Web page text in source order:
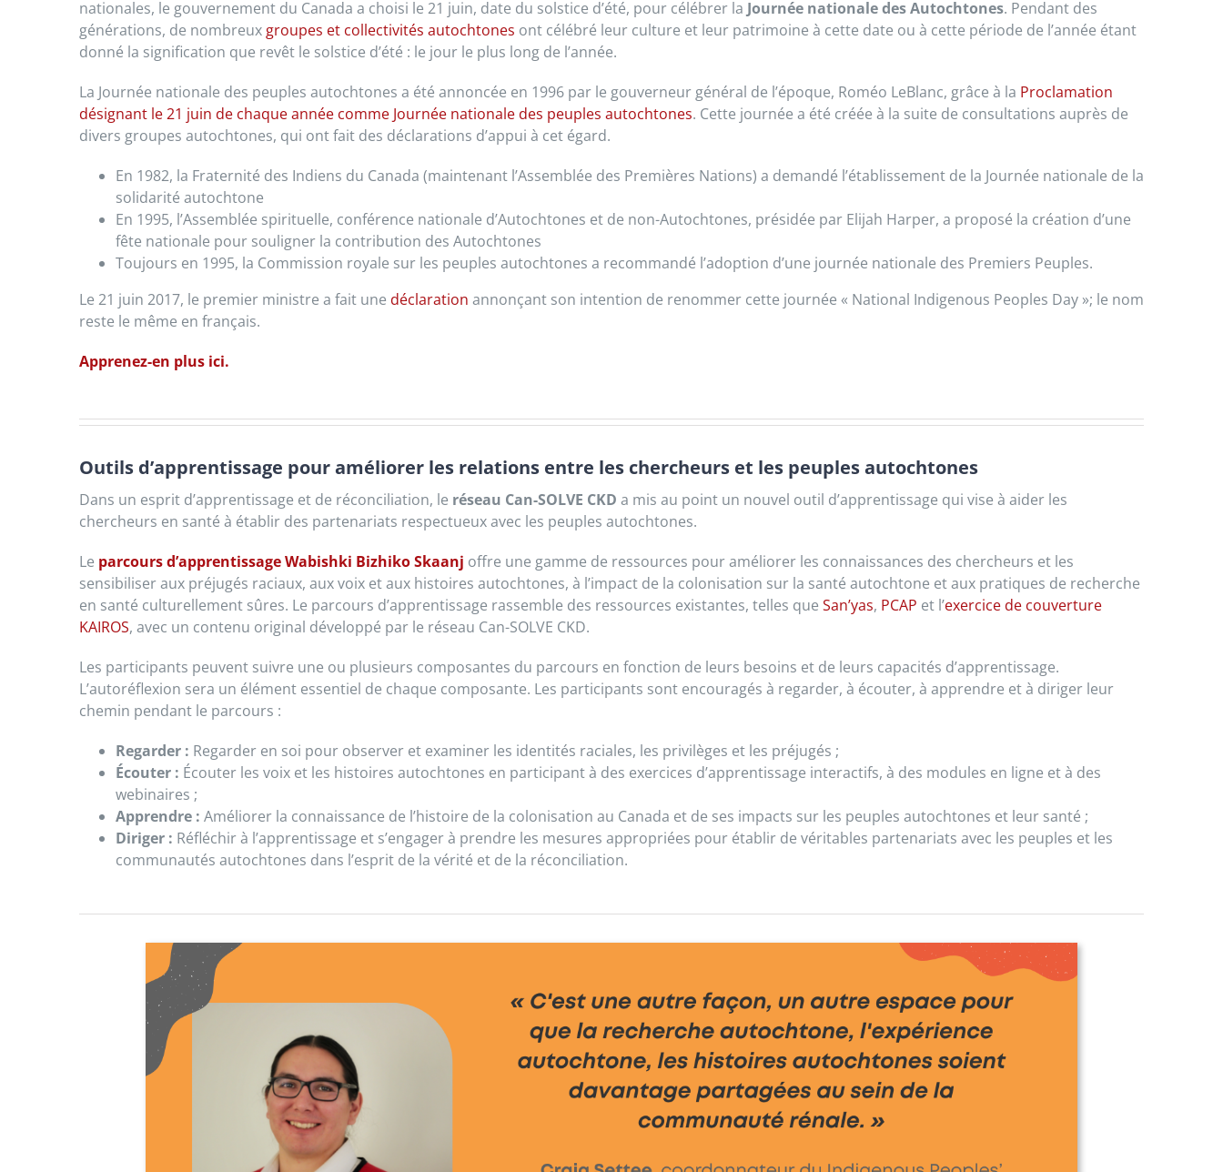
nationales, le gouvernement du Canada a choisi le 21 juin, date du solstice d’été, pour célébrer la Journée nationale des Autochtones. Pendant des
générations, de nombreux groupes et collectivités autochtones ont célébré leur culture et leur patrimoine à cette date ou à cette période de l’année étant
donné la signification que revêt le solstice d’été : le jour le plus long de l’année.
La Journée nationale des peuples autochtones a été annoncée en 1996 par le gouverneur général de l’époque, Roméo LeBlanc, grâce à la Proclamation
désignant le 21 juin de chaque année comme Journée nationale des peuples autochtones. Cette journée a été créée à la suite de consultations auprès de
divers groupes autochtones, qui ont fait des déclarations d’appui à cet égard.
En 1982, la Fraternité des Indiens du Canada (maintenant l’Assemblée des Premières Nations) a demandé l’établissement de la Journée nationale de la
solidarité autochtone
En 1995, l’Assemblée spirituelle, conférence nationale d’Autochtones et de non-Autochtones, présidée par Elijah Harper, a proposé la création d’une
fête nationale pour souligner la contribution des Autochtones
Toujours en 1995, la Commission royale sur les peuples autochtones a recommandé l’adoption d’une journée nationale des Premiers Peuples.
Le 21 juin 2017, le premier ministre a fait une déclaration annonçant son intention de renommer cette journée « National Indigenous Peoples Day »; le nom
reste le même en français.
Apprenez-en plus ici.
Outils d’apprentissage pour améliorer les relations entre les chercheurs et les peuples autochtones
Dans un esprit d’apprentissage et de réconciliation, le réseau Can-SOLVE CKD a mis au point un nouvel outil d’apprentissage qui vise à aider les
chercheurs en santé à établir des partenariats respectueux avec les peuples autochtones.
Le parcours d’apprentissage Wabishki Bizhiko Skaanj offre une gamme de ressources pour améliorer les connaissances des chercheurs et les
sensibiliser aux préjugés raciaux, aux voix et aux histoires autochtones, à l’impact de la colonisation sur la santé autochtone et aux pratiques de recherche
en santé culturellement sûres. Le parcours d’apprentissage rassemble des ressources existantes, telles que San’yas, PCAP et l’exercice de couverture
KAIROS, avec un contenu original développé par le réseau Can-SOLVE CKD.
Les participants peuvent suivre une ou plusieurs composantes du parcours en fonction de leurs besoins et de leurs capacités d’apprentissage.
L’autoréflexion sera un élément essentiel de chaque composante. Les participants sont encouragés à regarder, à écouter, à apprendre et à diriger leur
chemin pendant le parcours :
Regarder : Regarder en soi pour observer et examiner les identités raciales, les privilèges et les préjugés ;
Écouter : Écouter les voix et les histoires autochtones en participant à des exercices d’apprentissage interactifs, à des modules en ligne et à des
webinaires ;
Apprendre : Améliorer la connaissance de l’histoire de la colonisation au Canada et de ses impacts sur les peuples autochtones et leur santé ;
Diriger : Réfléchir à l’apprentissage et s’engager à prendre les mesures appropriées pour établir de véritables partenariats avec les peuples et les
communautés autochtones dans l’esprit de la vérité et de la réconciliation.